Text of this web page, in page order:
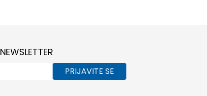
NEWSLETTER
PRIJAVITE SE